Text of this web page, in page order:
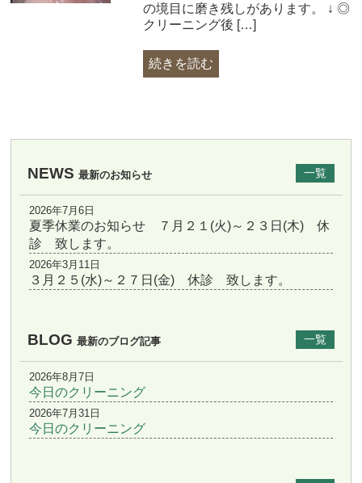
の境目に磨き残しがあります。 ↓ ◎
クリーニング後 […]
続きを読む
NEWS 最新のお知らせ 一覧
2026年7月6日
夏季休業のお知らせ ７月２１(火)～２３日(木) 休
診 致します。
2026年3月11日
３月２５(水)～２７日(金) 休診 致します。
BLOG 最新のブログ記事 一覧
2026年8月7日
今日のクリーニング
2026年7月31日
今日のクリーニング